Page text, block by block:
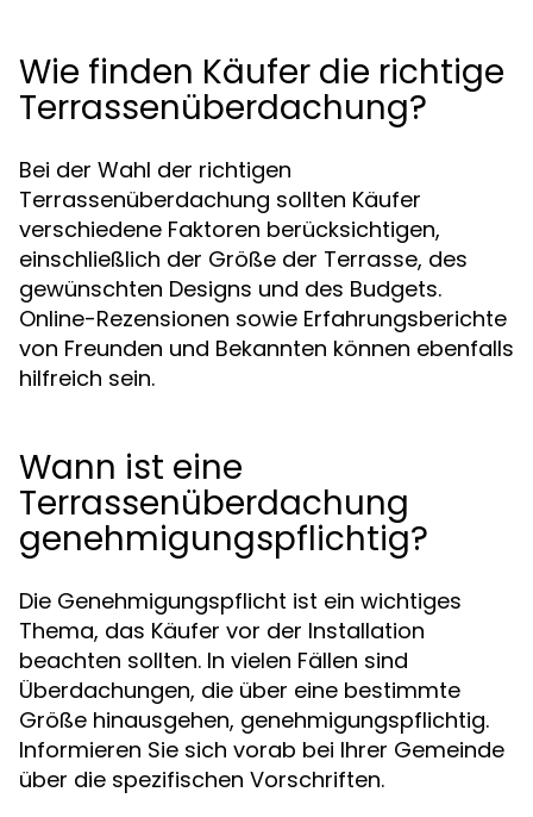
Wie finden Käufer die richtige
Terrassenüberdachung?
Bei der Wahl der richtigen
Terrassenüberdachung sollten Käufer
verschiedene Faktoren berücksichtigen,
einschließlich der Größe der Terrasse, des
gewünschten Designs und des Budgets.
Online-Rezensionen sowie Erfahrungsberichte
von Freunden und Bekannten können ebenfalls
hilfreich sein.
Wann ist eine
Terrassenüberdachung
genehmigungspflichtig?
Die Genehmigungspflicht ist ein wichtiges
Thema, das Käufer vor der Installation
beachten sollten. In vielen Fällen sind
Überdachungen, die über eine bestimmte
Größe hinausgehen, genehmigungspflichtig.
Informieren Sie sich vorab bei Ihrer Gemeinde
über die spezifischen Vorschriften.